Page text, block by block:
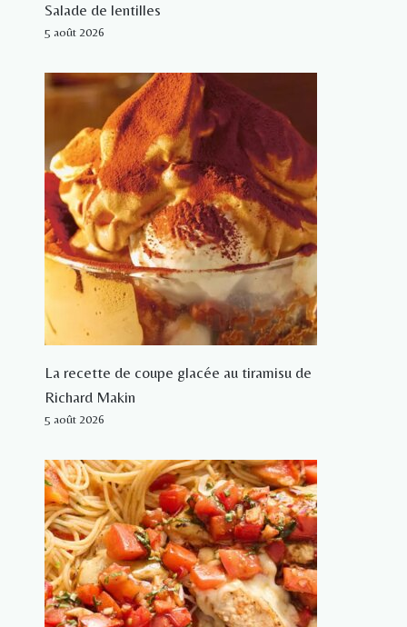
Salade de lentilles
5 août 2026
La recette de coupe glacée au tiramisu de
Richard Makin
5 août 2026